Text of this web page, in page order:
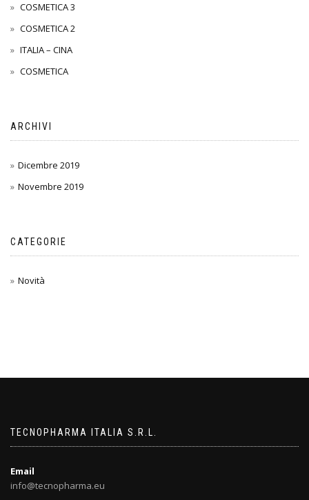
COSMETICA 3
COSMETICA 2
ITALIA – CINA
COSMETICA
ARCHIVI
Dicembre 2019
Novembre 2019
CATEGORIE
Novità
TECNOPHARMA ITALIA S.R.L.
Email
info@tecnopharma.eu